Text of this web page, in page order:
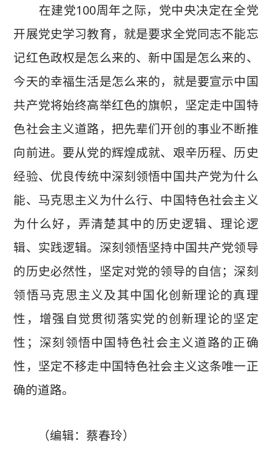
在建党100周年之际，党中央决定在全党
开展党史学习教育，就是要求全党同志不能忘
记红色政权是怎么来的、新中国是怎么来的、
今天的幸福生活是怎么来的，就是要宣示中国
共产党将始终高举红色的旗帜，坚定走中国特
色社会主义道路，把先辈们开创的事业不断推
向前进。要从党的辉煌成就、艰辛历程、历史
经验、优良传统中深刻领悟中国共产党为什么
能、马克思主义为什么行、中国特色社会主义
为什么好，弄清楚其中的历史逻辑、理论逻
辑、实践逻辑。深刻领悟坚持中国共产党领导
的历史必然性，坚定对党的领导的自信；深刻
领悟马克思主义及其中国化创新理论的真理
性，增强自觉贯彻落实党的创新理论的坚定
性；深刻领悟中国特色社会主义道路的正确
性，坚定不移走中国特色社会主义这条唯一正
确的道路。
（编辑：蔡春玲）